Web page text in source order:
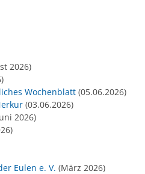
2026)
Wochenblatt (05.06.2026)
(03.06.2026)
2026)
Eulen e. V. (März 2026)